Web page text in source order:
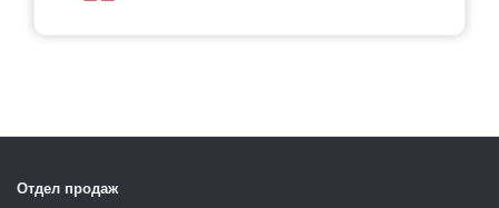
Отдел продаж